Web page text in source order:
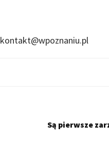
kontakt@wpoznaniu.pl
Są pierwsze